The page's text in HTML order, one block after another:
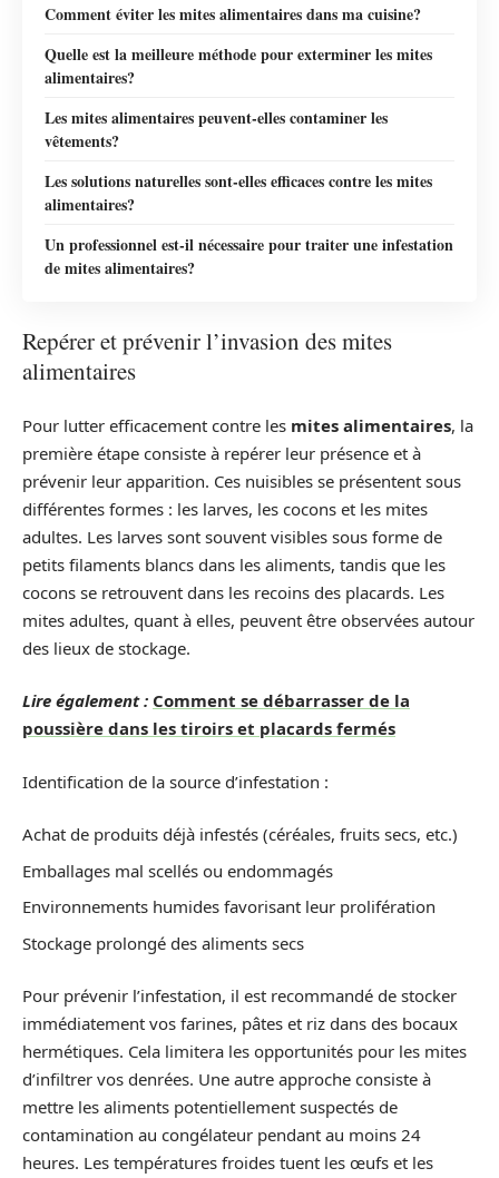
Comment éviter les mites alimentaires dans ma cuisine?
Quelle est la meilleure méthode pour exterminer les mites
alimentaires?
Les mites alimentaires peuvent-elles contaminer les
vêtements?
Les solutions naturelles sont-elles efficaces contre les mites
alimentaires?
Un professionnel est-il nécessaire pour traiter une infestation
de mites alimentaires?
Repérer et prévenir l’invasion des mites
alimentaires
Pour lutter efficacement contre les mites alimentaires, la
première étape consiste à repérer leur présence et à
prévenir leur apparition. Ces nuisibles se présentent sous
différentes formes : les larves, les cocons et les mites
adultes. Les larves sont souvent visibles sous forme de
petits filaments blancs dans les aliments, tandis que les
cocons se retrouvent dans les recoins des placards. Les
mites adultes, quant à elles, peuvent être observées autour
des lieux de stockage.
Lire également : Comment se débarrasser de la
poussière dans les tiroirs et placards fermés
Identification de la source d’infestation :
Achat de produits déjà infestés (céréales, fruits secs, etc.)
Emballages mal scellés ou endommagés
Environnements humides favorisant leur prolifération
Stockage prolongé des aliments secs
Pour prévenir l’infestation, il est recommandé de stocker
immédiatement vos farines, pâtes et riz dans des bocaux
hermétiques. Cela limitera les opportunités pour les mites
d’infiltrer vos denrées. Une autre approche consiste à
mettre les aliments potentiellement suspectés de
contamination au congélateur pendant au moins 24
heures. Les températures froides tuent les œufs et les